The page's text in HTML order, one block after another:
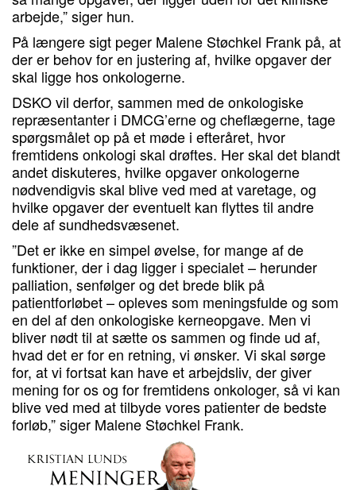
arbejde,” siger hun.
På længere sigt peger Malene Støchkel Frank på, at
der er behov for en justering af, hvilke opgaver der
skal ligge hos onkologerne.
DSKO vil derfor, sammen med de onkologiske
repræsentanter i DMCG’erne og cheflægerne, tage
spørgsmålet op på et møde i efteråret, hvor
fremtidens onkologi skal drøftes. Her skal det blandt
andet diskuteres, hvilke opgaver onkologerne
nødvendigvis skal blive ved med at varetage, og
hvilke opgaver der eventuelt kan flyttes til andre
dele af sundhedsvæsenet.
”Det er ikke en simpel øvelse, for mange af de
funktioner, der i dag ligger i specialet – herunder
palliation, senfølger og det brede blik på
patientforløbet – opleves som meningsfulde og som
en del af den onkologiske kerneopgave. Men vi
bliver nødt til at sætte os sammen og finde ud af,
hvad det er for en retning, vi ønsker. Vi skal sørge
for, at vi fortsat kan have et arbejdsliv, der giver
mening for os og for fremtidens onkologer, så vi kan
blive ved med at tilbyde vores patienter de bedste
forløb,” siger Malene Støchkel Frank.